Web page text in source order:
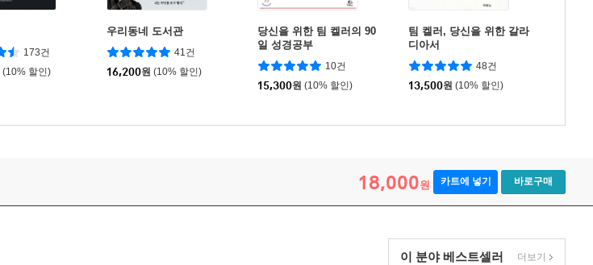
173건
(10% 할인)
우리동네 도서관
41건
16,200원 (10% 할인)
당신을 위한 팀 켈러의 90
일 성경공부
10건
15,300원 (10% 할인)
팀 켈러, 당신을 위한 갈라
디아서
48건
13,500원 (10% 할인)
18,000원 카트에 넣기 바로구매
이 분야 베스트셀러 더보기